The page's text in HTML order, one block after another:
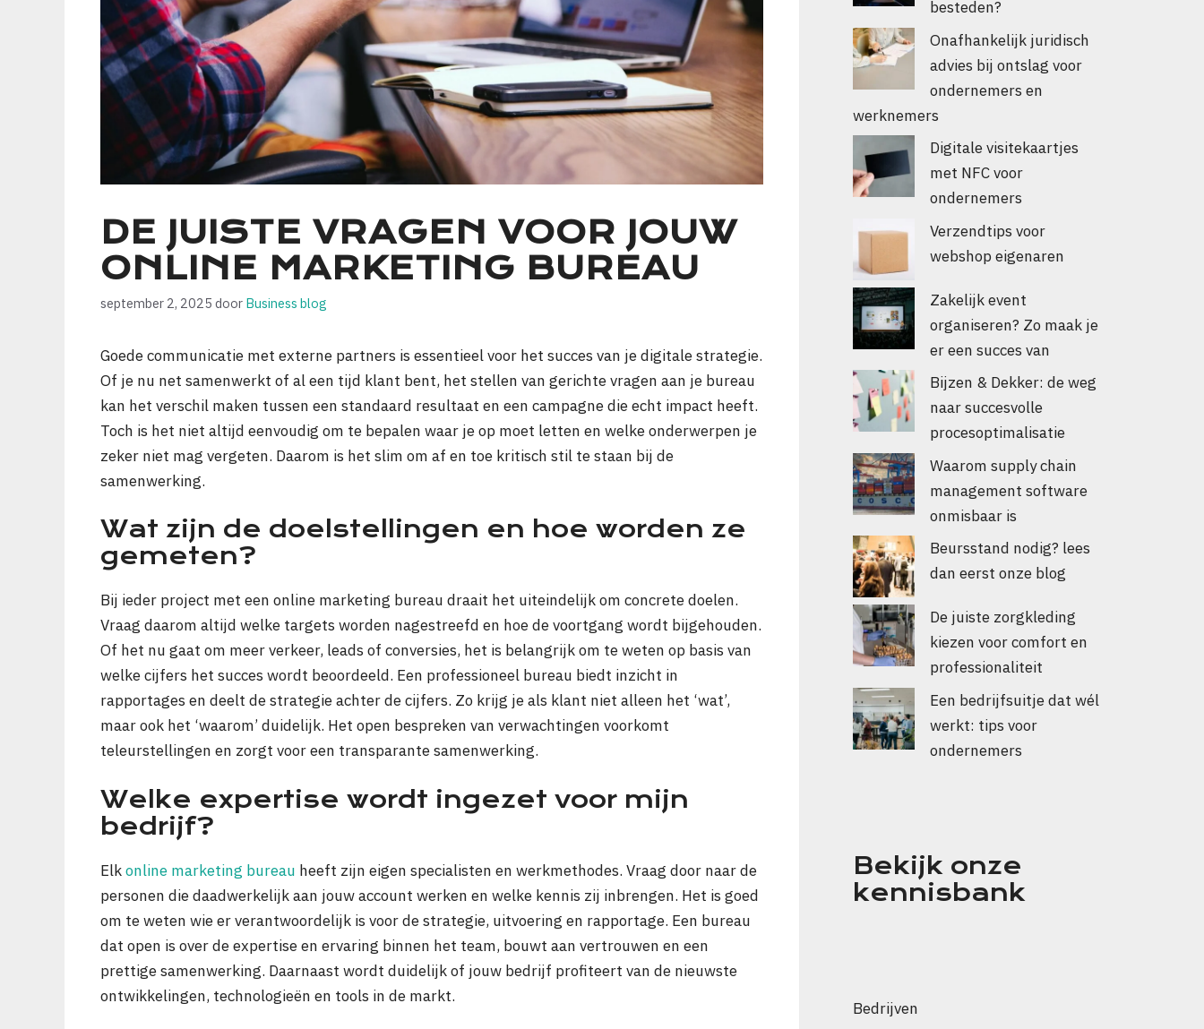
DE JUISTE VRAGEN VOOR JOUW
ONLINE MARKETING BUREAU
september 2, 2025 door Business blog
Goede communicatie met externe partners is essentieel voor het succes van je digitale strategie.
Of je nu net samenwerkt of al een tijd klant bent, het stellen van gerichte vragen aan je bureau
kan het verschil maken tussen een standaard resultaat en een campagne die echt impact heeft.
Toch is het niet altijd eenvoudig om te bepalen waar je op moet letten en welke onderwerpen je
zeker niet mag vergeten. Daarom is het slim om af en toe kritisch stil te staan bij de
samenwerking.
Wat zijn de doelstellingen en hoe worden ze
gemeten?
Bij ieder project met een online marketing bureau draait het uiteindelijk om concrete doelen.
Vraag daarom altijd welke targets worden nagestreefd en hoe de voortgang wordt bijgehouden.
Of het nu gaat om meer verkeer, leads of conversies, het is belangrijk om te weten op basis van
welke cijfers het succes wordt beoordeeld. Een professioneel bureau biedt inzicht in
rapportages en deelt de strategie achter de cijfers. Zo krijg je als klant niet alleen het ‘wat’,
maar ook het ‘waarom’ duidelijk. Het open bespreken van verwachtingen voorkomt
teleurstellingen en zorgt voor een transparante samenwerking.
Welke expertise wordt ingezet voor mijn
bedrijf?
Elkonline marketing bureau heeft zijn eigen specialisten en werkmethodes. Vraag door naar de
personen die daadwerkelijk aan jouw account werken en welke kennis zij inbrengen. Het is goed
om te weten wie er verantwoordelijk is voor de strategie, uitvoering en rapportage. Een bureau
dat open is over de expertise en ervaring binnen het team, bouwt aan vertrouwen en een
prettige samenwerking. Daarnaast wordt duidelijk of jouw bedrijf profiteert van de nieuwste
ontwikkelingen, technologieën en tools in de markt.
besteden?
Onafhankelijk juridisch
advies bij ontslag voor
ondernemers en
werknemers
Digitale visitekaartjes
met NFC voor
ondernemers
Verzendtips voor
webshop eigenaren
Zakelijk event
organiseren? Zo maak je
er een succes van
Bijzen & Dekker: de weg
naar succesvolle
procesoptimalisatie
Waarom supply chain
management software
onmisbaar is
Beursstand nodig? lees
dan eerst onze blog
De juiste zorgkleding
kiezen voor comfort en
professionaliteit
Een bedrijfsuitje dat wél
werkt: tips voor
ondernemers
Bekijk onze
kennisbank
Bedrijven